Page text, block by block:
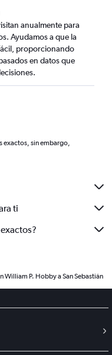
anualmente para
Ayudamos a que la
proporcionando
en datos que
exactos, sin embargo,
ti
William P. Hobby a San Sebastián